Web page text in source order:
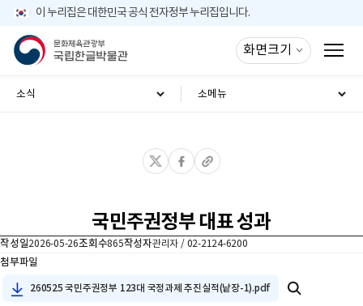
주메뉴 바로가기
본문바로가기이 누리집은 대한민국 공식 전자정부 누리집입니다.
화면크기
소식 소메뉴
국민주권정부 대표 성과
작성일2026-05-26조회수865작성자관리자 / 02-2124-6200
첨부파일
260525 국민주권정부 123대 국정과제 추진실적(낱장-1).pdf